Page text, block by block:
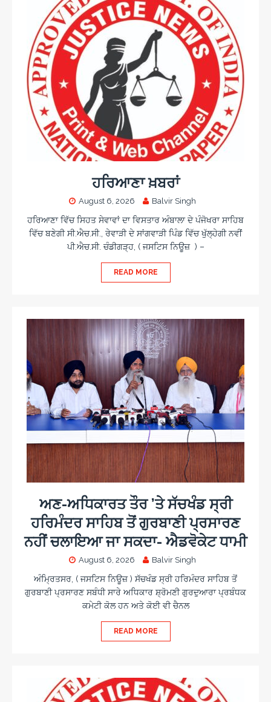
ਹਰਿਆਣਾ ਖ਼ਬਰਾਂ
August 6, 2026 Balvir Singh
ਹਰਿਆਣਾ ਵਿੱਚ ਸਿਹਤ ਸੇਵਾਵਾਂ ਦਾ ਵਿਸਤਾਰ ਅੰਬਾਲਾ ਦੇ ਪੰਜੋਖਰਾ ਸਾਹਿਬ
ਵਿੱਚ ਬਣੇਗੀ ਸੀ.ਐਚ.ਸੀ., ਰੇਵਾੜੀ ਦੇ ਸਾਂਗਵਾੜੀ ਪਿੰਡ ਵਿੱਚ ਖੁੱਲ੍ਹੇਗੀ ਨਵੀਂ
ਪੀ.ਐਚ.ਸੀ. ਚੰਡੀਗੜ੍ਹ, ( ਜਸਟਿਸ ਨਿਊਜ਼ ) –
READ MORE
ਅਣ-ਅਧਿਕਾਰਤ ਤੌਰ ’ਤੇ ਸੱਚਖੰਡ ਸ੍ਰੀ
ਹਰਿਮੰਦਰ ਸਾਹਿਬ ਤੋਂ ਗੁਰਬਾਣੀ ਪ੍ਰਸਾਰਣ
ਨਹੀਂ ਚਲਾਇਆ ਜਾ ਸਕਦਾ- ਐਡਵੋਕੇਟ ਧਾਮੀ
August 6, 2026 Balvir Singh
ਅੰਮ੍ਰਿਤਸਰ, ( ਜਸਟਿਸ ਨਿਊਜ਼ ) ਸੱਚਖੰਡ ਸ੍ਰੀ ਹਰਿਮੰਦਰ ਸਾਹਿਬ ਤੋਂ
ਗੁਰਬਾਣੀ ਪ੍ਰਸਾਰਣ ਸਬੰਧੀ ਸਾਰੇ ਅਧਿਕਾਰ ਸ਼੍ਰੋਮਣੀ ਗੁਰਦੁਆਰਾ ਪ੍ਰਬੰਧਕ
ਕਮੇਟੀ ਕੋਲ ਹਨ ਅਤੇ ਕੋਈ ਵੀ ਚੈਨਲ
READ MORE